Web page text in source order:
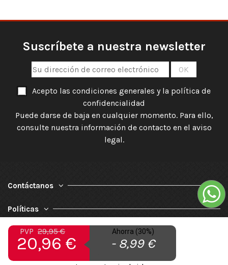
PVP 29,95 €
20,96 €
Ahorra (30%)
- 8,99 €
Suscríbete a nuestra newsletter
Acepto las condiciones generales y la política de
confidencialidad
Puede darse de baja en cualquier momento. Para ello,
consulte nuestra información de contacto en el aviso
legal.
Contáctanos
Políticas
Nuestra Empresa